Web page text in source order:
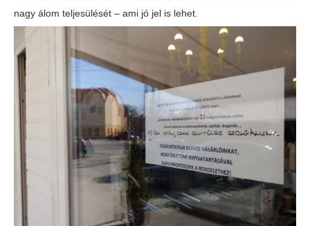
nagy álom teljesülését – ami jó jel is lehet.